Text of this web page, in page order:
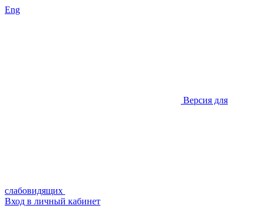
Eng
Версия для
слабовидящих
Вход в личный кабинет